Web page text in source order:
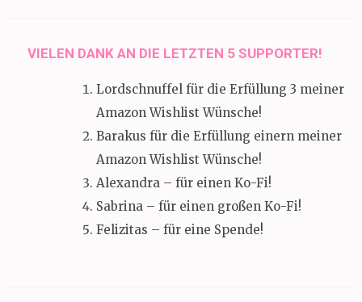
VIELEN DANK AN DIE LETZTEN 5 SUPPORTER!
Lordschnuffel für die Erfüllung 3 meiner
Amazon Wishlist Wünsche!
Barakus für die Erfüllung einern meiner
Amazon Wishlist Wünsche!
Alexandra – für einen Ko-Fi!
Sabrina – für einen großen Ko-Fi!
Felizitas – für eine Spende!